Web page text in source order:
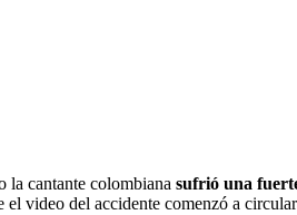
la cantante colombiana sufrió una
video del accidente comenzó a